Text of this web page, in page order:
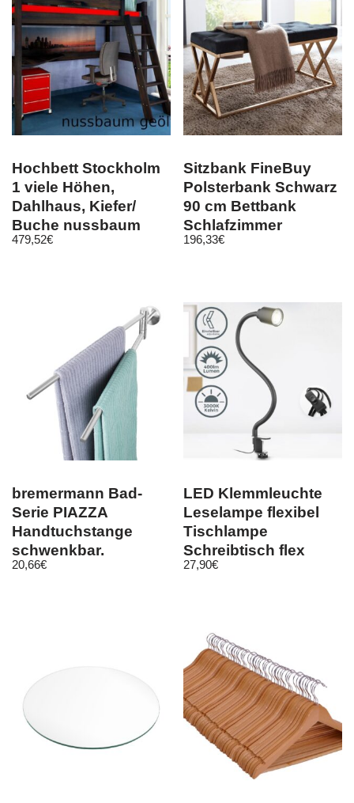
Hochbett Stockholm
1 viele Höhen,
Dahlhaus, Kiefer/
Buche nussbaum
geölt
479,52€
Sitzbank FineBuy
Polsterbank Schwarz
90 cm Bettbank
Schlafzimmer
Flurbank Samt
196,33€
bremermann Bad-
Serie PIAZZA
Handtuchstange
schwenkbar,
Edelstahl matt
20,66€
LED Klemmleuchte
Leselampe flexibel
Tischlampe
Schreibtisch flex
schwarz 5W GU10
27,90€